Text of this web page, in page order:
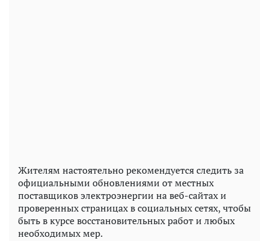
Жителям настоятельно рекомендуется следить за
официальными обновлениями от местных
поставщиков электроэнергии на веб-сайтах и ​​
проверенных страницах в социальных сетях, чтобы
быть в курсе восстановительных работ и любых
необходимых мер.